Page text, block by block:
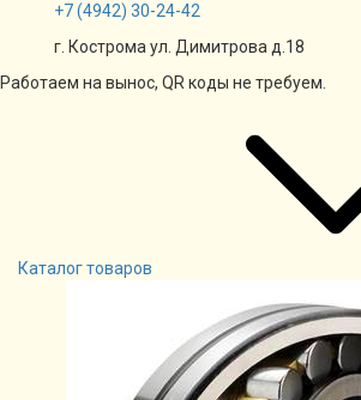
+7(4942) 30-24-42
г. Кострома ул. Димитрова д.18
Работаем на вынос, QR коды не требуем.
Каталог товаров